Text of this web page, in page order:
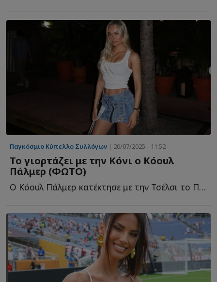
Παγκόσμιο Κύπελλο Συλλόγων | 20/07/2025 - 11:52
Το γιορτάζει με την Κόνι ο Κόουλ
Πάλμερ (ΦΩΤΟ)
Ο Κόουλ Πάλμερ κατέκτησε με την Τσέλσι το Παγκόσμιο Κ...